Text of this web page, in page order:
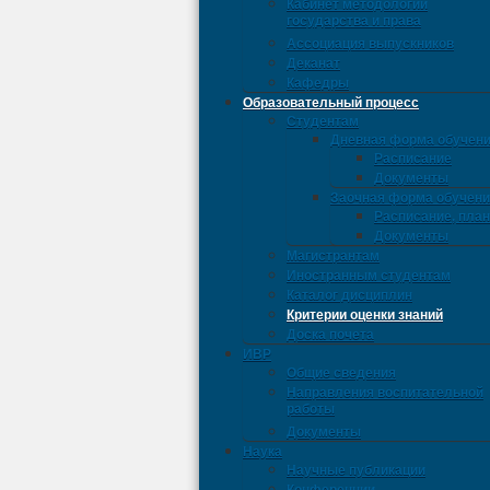
Кабинет методологии
государства и права
Ассоциация выпускников
Деканат
Кафедры
Образовательный процесс
Студентам
Дневная форма
Расписание
Документы
Заочная форма
Расписание,
Документы
Магистрантам
Иностранным студентам
Каталог дисциплин
Критерии оценки знаний
Доска почета
ИВР
Общие сведения
Направления воспитательной
работы
Документы
Наука
Научные публикации